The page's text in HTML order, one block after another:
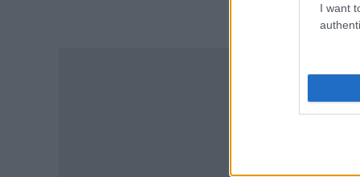
I want